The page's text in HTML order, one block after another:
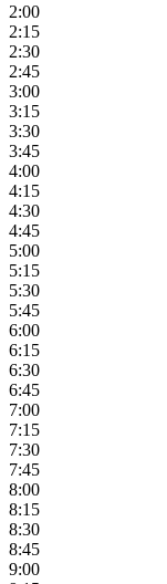
2:00
2:15
2:30
2:45
3:00
3:15
3:30
3:45
4:00
4:15
4:30
4:45
5:00
5:15
5:30
5:45
6:00
6:15
6:30
6:45
7:00
7:15
7:30
7:45
8:00
8:15
8:30
8:45
9:00